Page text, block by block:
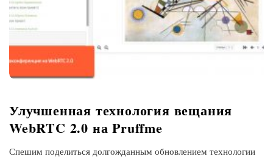
Улучшенная технология вещания
WebRTC 2.0 на Pruffme
Спешим поделиться долгожданным обновлением технологии